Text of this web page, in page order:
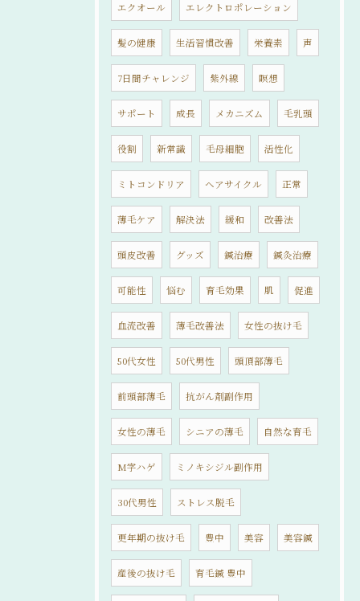
エクオール エレクトロポレーション
髪の健康 生活習慣改善 栄養素 声
7日間チャレンジ 紫外線 瞑想
サポート 成長 メカニズム 毛乳頭
役割 新常識 毛母細胞 活性化
ミトコンドリア ヘアサイクル 正常
薄毛ケア 解決法 緩和 改善法
頭皮改善 グッズ 鍼治療 鍼灸治療
可能性 悩む 育毛効果 肌 促進
血流改善 薄毛改善法 女性の抜け毛
50代女性 50代男性 頭頂部薄毛
前頭部薄毛 抗がん剤副作用
女性の薄毛 シニアの薄毛 自然な育毛
M字ハゲ ミノキシジル副作用
30代男性 ストレス脱毛
更年期の抜け毛 豊中 美容 美容鍼
産後の抜け毛 育毛鍼 豊中